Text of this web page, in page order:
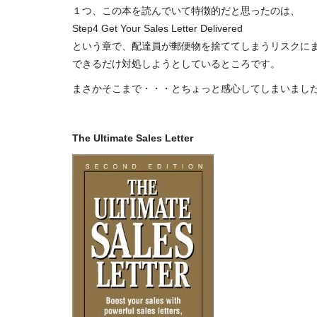
１つ、この本を読んでいて特徴的だと思ったのは、
Step4 Get Your Sales Letter Delivered
という章で、配達員が郵便物を捨ててしまうリスクにま
できるだけ対処しようとしているところです。
まさかそこまで・・・とちょっと感心してしまいました
The Ultimate Sales Letter